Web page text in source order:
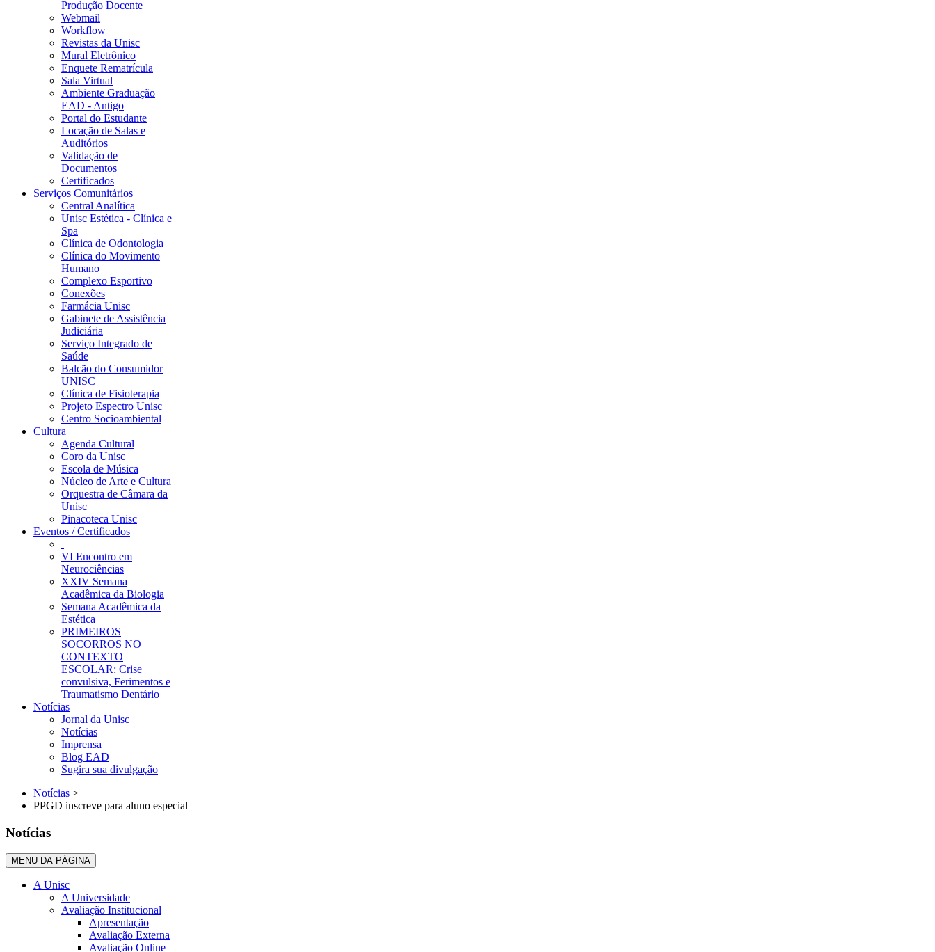
Produção Docente
Webmail
Workflow
Revistas da Unisc
Mural Eletrônico
Enquete Rematrícula
Sala Virtual
Ambiente Graduação
EAD - Antigo
Portal do Estudante
Locação de Salas e
Auditórios
Validação de
Documentos
Certificados
Serviços Comunitários
Central Analítica
Unisc Estética - Clínica e
Spa
Clínica de Odontologia
Clínica do Movimento
Humano
Complexo Esportivo
Conexões
Farmácia Unisc
Gabinete de Assistência
Judiciária
Serviço Integrado de
Saúde
Balcão do Consumidor
UNISC
Clínica de Fisioterapia
Projeto Espectro Unisc
Centro Socioambiental
Cultura
Agenda Cultural
Coro da Unisc
Escola de Música
Núcleo de Arte e Cultura
Orquestra de Câmara da
Unisc
Pinacoteca Unisc
Eventos / Certificados
VI Encontro em
Neurociências
XXIV Semana
Acadêmica da Biologia
Semana Acadêmica da
Estética
PRIMEIROS
SOCORROS NO
CONTEXTO
ESCOLAR: Crise
convulsiva, Ferimentos e
Traumatismo Dentário
Notícias
Jornal da Unisc
Notícias
Imprensa
Blog EAD
Sugira sua divulgação
Notícias >
PPGD inscreve para aluno especial
Notícias
MENU DA PÁGINA
A Unisc
A Universidade
Avaliação Institucional
Apresentação
Avaliação Externa
Avaliação Online